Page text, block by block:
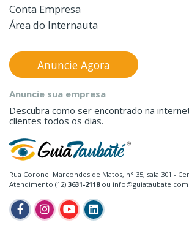
Conta Empresa
Área do Internauta
Rua Coronel Marcondes de Matos, n° 35, sala 301 -
Atendimento (12) 3631-2118ou
Anuncie sua empresa
Descubra como ser encontrado na
clientes todos os dias.
Anuncie Agora